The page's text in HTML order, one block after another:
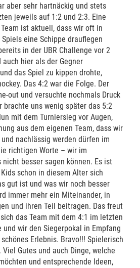
aber sehr hartnäckig und stets
jeweils auf 1:2 und 2:3. Eine
ist aktuell, dass wir oft in
eine Schippe drauflegen
in der UBR Challenge vor 2
hier als der Gegner
das Spiel zu kippen drohte,
Das 4:2 war die Folge. Der
out und versuchte nochmals Druck
brachte uns wenig später das 5:2
mit dem Turniersieg vor Augen,
aus dem eigenen Team, dass wir
nachlässig werden dürfen im
richtigen Worte – wir im
besser sagen können. Es ist
schon in diesem Alter sich
gut ist und was wir noch besser
immer mehr ein Miteinander, in
und ihren Teil beitragen. Das freut
das Team mit dem 4:1 im letzten
wir den Siegerpokal in Empfang
Erlebnis. Bravo!!! Spielerisch
Gutes und auch Dinge, welche
und entsprechende Ideen,